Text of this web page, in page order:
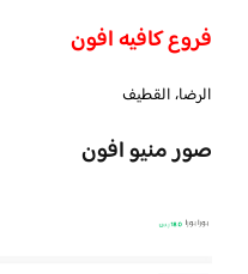
فروع كافيه افون
الرضا، القطيف
صور منيو افون